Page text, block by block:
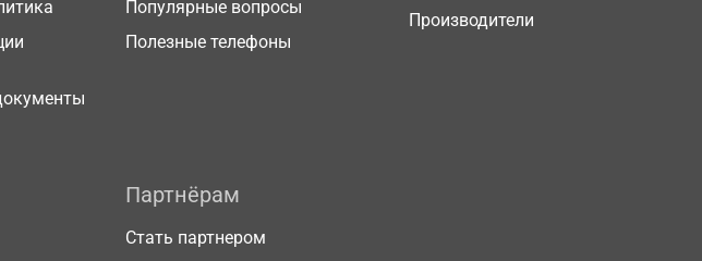
Популярные вопросы
Полезные телефоны
Производители
Партнёрам
Стать партнером